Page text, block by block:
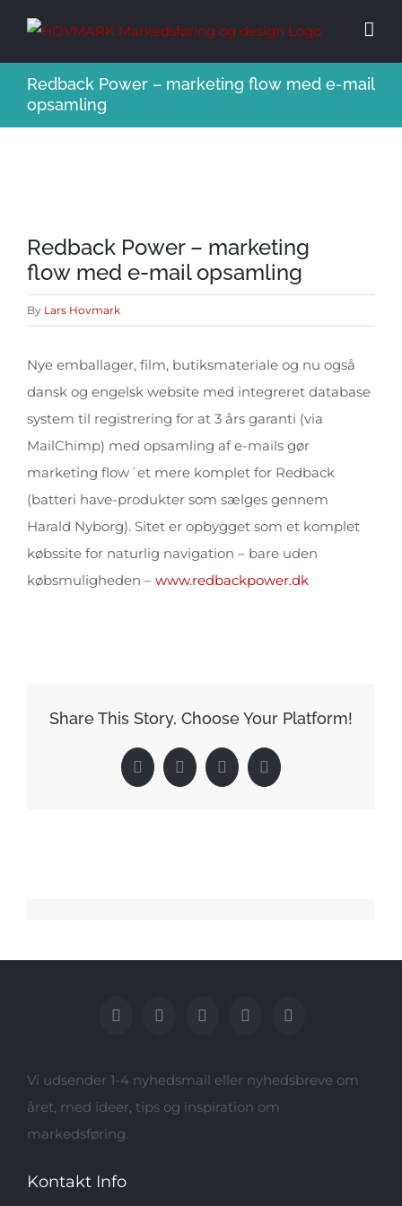
content
Redback Power – marketing flow med e-mail
opsamling
større
billede
Redback Power – marketing
flow med e-mail opsamling
By Lars Hovmark
Nye emballager, film, butiksmateriale og nu også
dansk og engelsk website med integreret database
system til registrering for at 3 års garanti (via
MailChimp) med opsamling af e-mails gør
marketing flow´et mere komplet for Redback
(batteri have-produkter som sælges gennem
Harald Nyborg). Sitet er opbygget som et komplet
købssite for naturlig navigation – bare uden
købsmuligheden – www.redbackpower.dk
Share This Story, Choose Your Platform!
Facebook
X LinkedInPinterest
Vi udsender 1-4 nyhedsmail eller nyhedsbreve om
året, med ideer, tips og inspiration om
markedsføring.
Kontakt Info